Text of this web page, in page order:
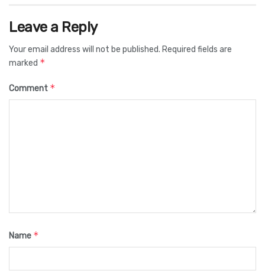
Leave a Reply
Your email address will not be published. Required fields are
marked *
Comment *
Name *